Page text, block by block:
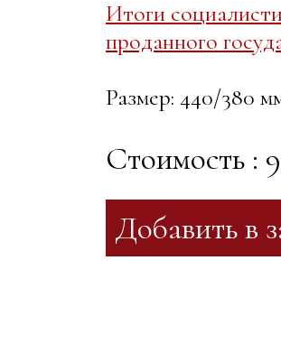
Итоги
проданного
Размер: 440/380
Стоимость :